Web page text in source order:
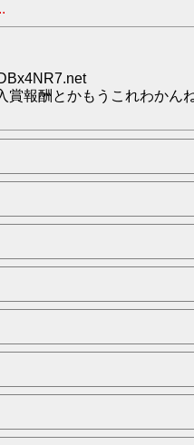
賞報酬とかもうこれわかん